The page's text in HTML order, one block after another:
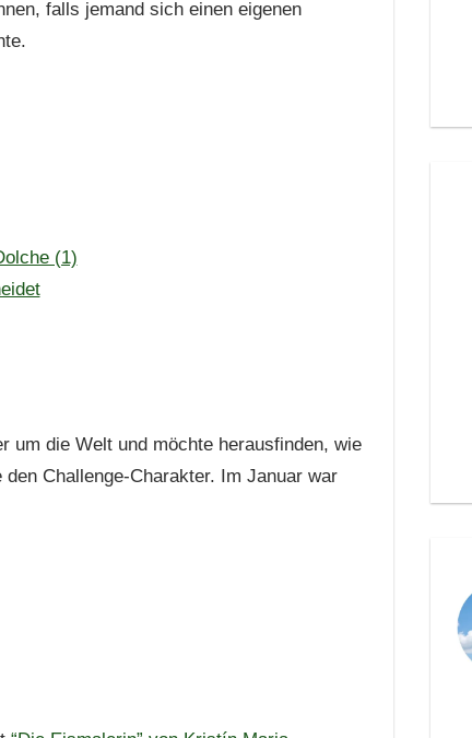
falls jemand sich einen eigenen
(1)
um die Welt und möchte herausfinden, wie
Challenge-Charakter. Im Januar war